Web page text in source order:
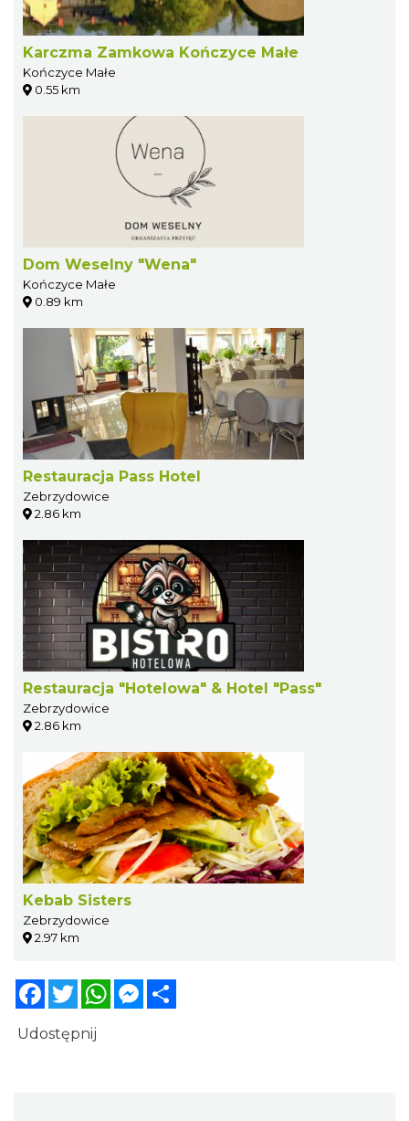
Karczma Zamkowa Kończyce Małe
Kończyce Małe
0.55 km
Dom Weselny "Wena"
Kończyce Małe
0.89 km
Restauracja Pass Hotel
Zebrzydowice
2.86 km
Restauracja "Hotelowa" & Hotel "Pass"
Zebrzydowice
2.86 km
Kebab Sisters
Zebrzydowice
2.97 km
FacebookTwitterWhatsAppMessenger
Udostępnij